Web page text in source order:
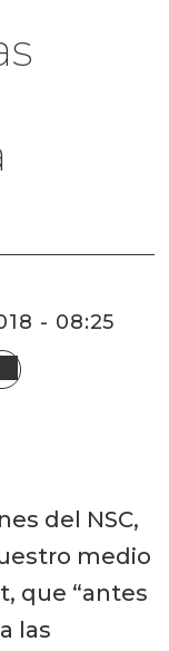
- 08:25
del NSC,
medio
que “antes
las